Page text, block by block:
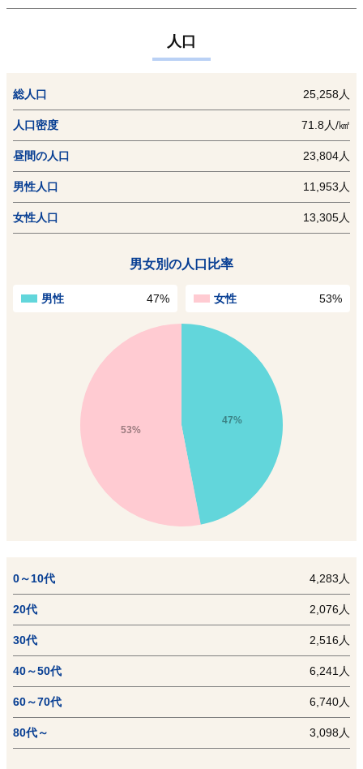
人口
総人口 25,258人
人口密度 71.8人/㎢
昼間の人口 23,804人
男性人口 11,953人
女性人口 13,305人
男女別の人口比率
男性 47% 女性 53%
47%
53%
0～10代 4,283人
20代 2,076人
30代 2,516人
40～50代 6,241人
60～70代 6,740人
80代～ 3,098人